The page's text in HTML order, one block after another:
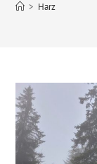
> Harz